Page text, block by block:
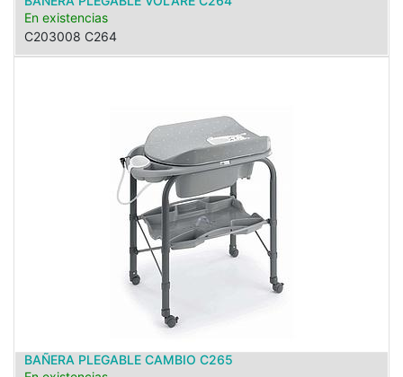
En existencias
C203008 C264
BAÑERA PLEGABLE CAMBIO C265